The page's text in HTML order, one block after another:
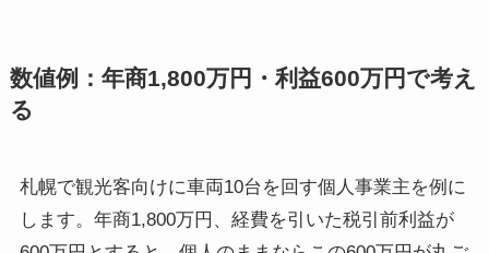
数値例：年商1,800万円・利益600万円で考え
る
札幌で観光客向けに車両10台を回す個人事業主を例に
します。年商1,800万円、経費を引いた税引前利益が